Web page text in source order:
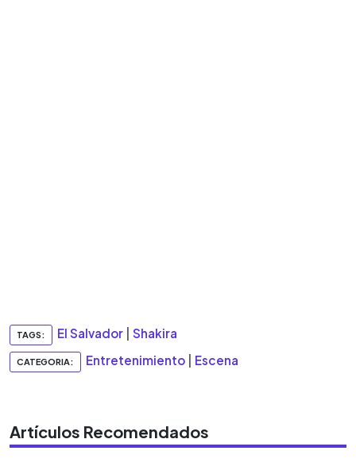
TAGS: El Salvador Shakira
CATEGORIA: Entretenimiento Escena
Artículos Recomendados